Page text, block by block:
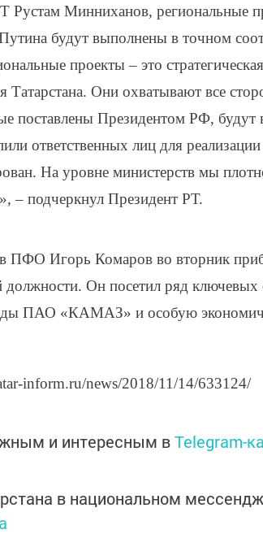
Рустам Минниханов, региональные
будут выполнены в точном
проекты – это
Татарстана. Они охватывают все
поставлены Президентом РФ, будут
ответственных лиц для реализации
На уровне министерств мы
– подчеркнул Президент РТ.
ПФО Игорь Комаров во вторник
Он посетил ряд ключевых
ПАО «КАМАЗ» и особую
inform.ru/news/2018/11/14/633124/
и интересным вTelegram-
в национальном